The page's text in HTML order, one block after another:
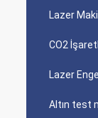
Lazer
CO2
Lazer
Altın test